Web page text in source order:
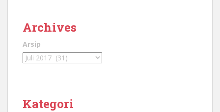
Archives
Arsip
Kategori